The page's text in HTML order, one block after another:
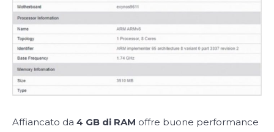
Affiancato da 4 GB di RAM offre buone performance